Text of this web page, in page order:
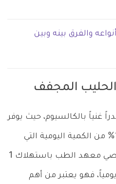
والفرق بينه وبين
الحليب المجفف
غنياً بالكالسيوم، حيث يوفر
الكوب الواحد منه حوالي 12% من الكمية اليومية التي
تحتاجها من الكالسيوم، يوصي معهد الطب باستهلاك 1
يومياً، فهو يعتبر من أهم